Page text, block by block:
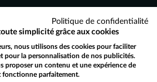
CLIENT
sont à votre écoute
redirected to our English site?
Politique de confidentialité
simplicité grâce aux cookies
nous utilisons des cookies pour faciliter
pour la personnalisation de nos publicités.
proposer un contenu et une expérience de
fonctionne parfaitement.